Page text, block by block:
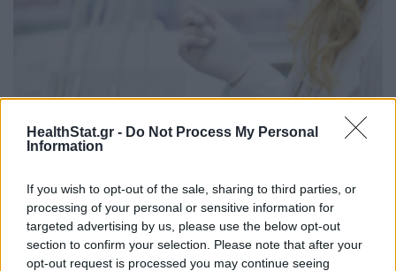
HealthStat.gr - Do Not Process My Personal
Information
If you wish to opt-out of the sale, sharing to third parties, or
processing of your personal or sensitive information for
targeted advertising by us, please use the below opt-out
section to confirm your selection. Please note that after your
opt-out request is processed you may continue seeing
Πανεπιστήμιο Πάτρας: 168 αιτήσεις από 23 χώρες
για το νέο αγγλόφωνο πρόγραμμα Ιατρικής
ΕΠΙΚΑΙΡΌΤΗΤΑ